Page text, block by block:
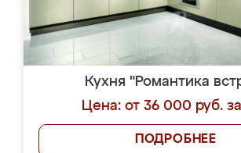
Кухня "Романтика
Цена: от 36 000 руб.
ПОДРОБНЕЕ